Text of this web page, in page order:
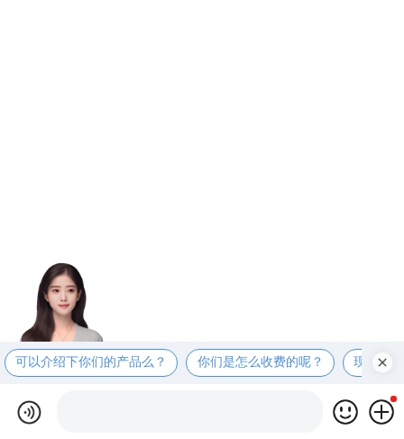
可以介绍下你们的产品么？ 你们是怎么收费的呢？ 现在有